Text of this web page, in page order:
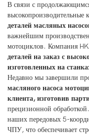
В связи с
высокопроизводительные
деталей масляных
важнейшим
мотоциклов. Компания
деталей на заказ с
изготовленных на
Недавно мы завершили
масляного насоса
клиента, изготовив
прецизионной
наших передовых 5-
ЧПУ, что обеспечивает